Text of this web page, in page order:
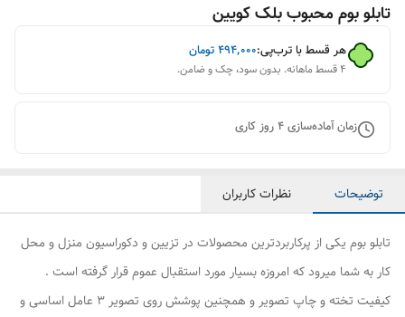
تابلو بوم محبوب بلک کویین
هر قسط با ترب‌پی:۴۹۴٬۰۰۰تومان
۴ قسط ماهانه. بدون سود، چک و ضامن.
زمان آماده‌سازی4روز کاری
توضیحات نظرات کاربران
تابلو بوم یکی از پرکاربردترین محصولات در تزیین و دکوراسیون منزل و محل
کار به شما میرود که امروزه بسیار مورد استقبال عموم قرار گرفته است .
کیفیت تخته و چاپ تصویر و همچنین پوشش روی تصویر 3 عامل اساسی و